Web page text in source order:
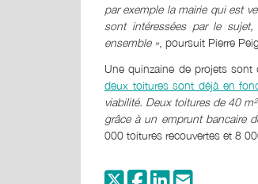
par exemple la mairie qui est
sont intéressées par le
ensemble » , poursuit Pierre
Une quinzaine de projets
deux toitures sont déjà en
viabilité. Deux toitures de 40
grâce à un emprunt bancaire
000 toitures recouvertes et 8